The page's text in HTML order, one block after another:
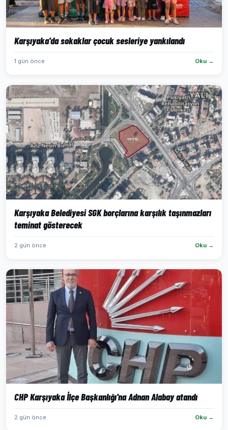
Karşıyaka'da sokaklar çocuk sesleriye yankılandı
1 gün önce Oku →
Karşıyaka Belediyesi SGK borçlarına karşılık taşınmazları
teminat gösterecek
2 gün önce Oku →
CHP Karşıyaka İlçe Başkanlığı'na Adnan Alabay atandı
2 gün önce Oku →